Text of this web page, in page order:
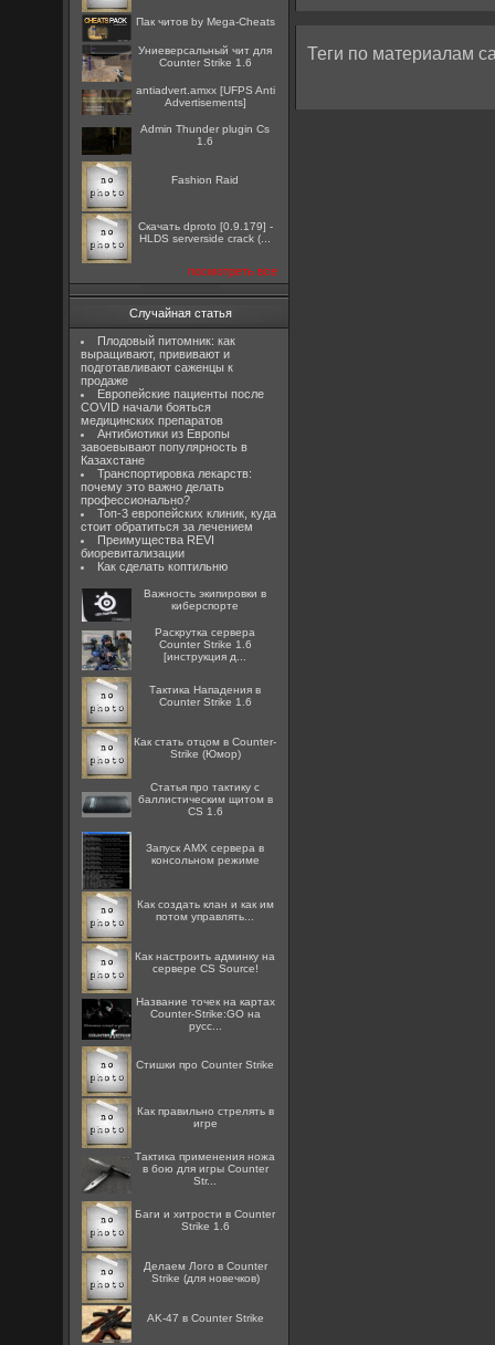
Пак читов by Mega-Cheats
Униеверсальный чит для
Counter Strike 1.6
antiadvert.amxx [UFPS Anti
Advertisements]
Admin Thunder plugin Cs
1.6
Fashion Raid
Скачать dproto [0.9.179] -
HLDS serverside crack (...
посмотреть все
Случайная статья
Плодовый питомник: как
выращивают, прививают и
подготавливают саженцы к
продаже
Европейские пациенты после
COVID начали бояться
медицинских препаратов
Антибиотики из Европы
завоевывают популярность в
Казахстане
Транспортировка лекарств:
почему это важно делать
профессионально?
Топ-3 европейских клиник, куда
стоит обратиться за лечением
Преимущества REVI
биоревитализации
Как сделать коптильню
Важность экипировки в
киберспорте
Раскрутка сервера
Counter Strike 1.6
[инструкция д...
Тактика Нападения в
Counter Strike 1.6
Как стать отцом в Counter-
Strike (Юмор)
Статья про тактику с
баллистическим щитом в
CS 1.6
Запуск AMX сервера в
консольном режиме
Как создать клан и как им
потом управлять...
Как настроить админку на
сервере CS Source!
Название точек на картах
Counter-Strike:GO на
русс...
Стишки про Counter Strike
Как правильно стрелять в
игре
Тактика применения ножа
в бою для игры Counter
Str...
Баги и хитрости в Counter
Strike 1.6
Делаем Лого в Counter
Strike (для новечков)
AK-47 в Counter Strike
Теги по материалам